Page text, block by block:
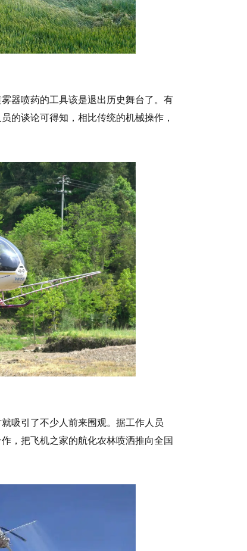
器喷药的工具该是退出历史舞台了。有
的谈论可得知，相比传统的机械操作，
吸引了不少人前来围观。据工作人员
，把飞机之家的航化农林喷洒推向全国